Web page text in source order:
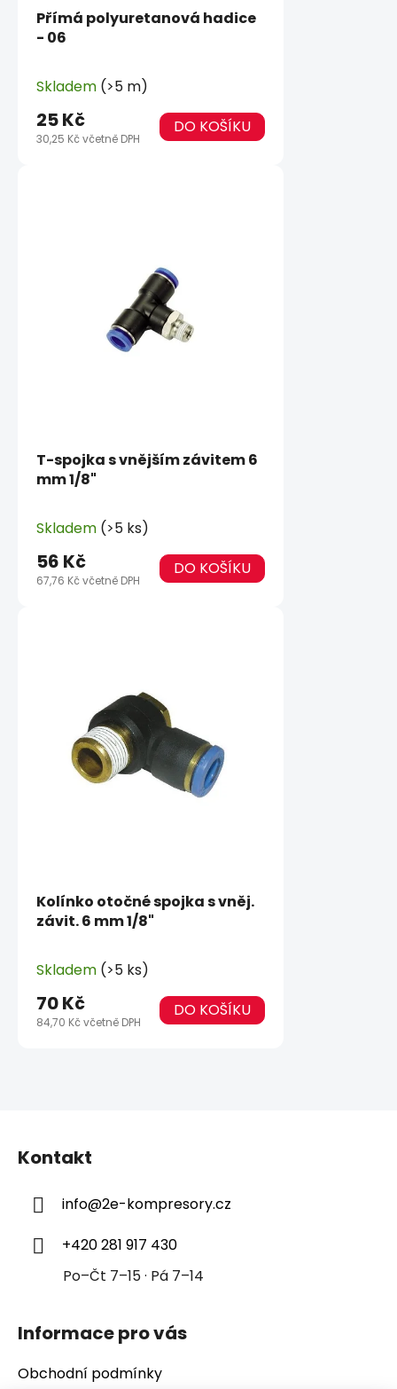
Přímá polyuretanová hadice
- 06
Skladem (>5 m)
30,25 Kč včetně DPH
25 Kč DO KOŠÍKU
T-spojka s vnějším závitem 6
mm 1/8"
Skladem (>5 ks)
67,76 Kč včetně DPH
56 Kč DO KOŠÍKU
Kolínko otočné spojka s vněj.
závit. 6 mm 1/8"
Skladem (>5 ks)
84,70 Kč včetně DPH
70 Kč DO KOŠÍKU
Kontakt
info@2e-kompresory.cz
+420 281 917 430
Po–Čt 7–15 · Pá 7–14
Informace pro vás
Obchodní podmínky